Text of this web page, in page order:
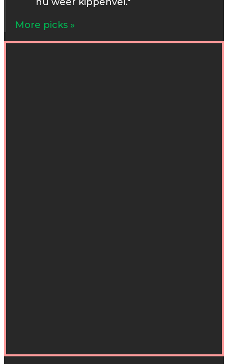
More picks